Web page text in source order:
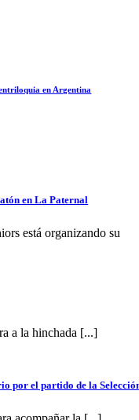
en Argentina
en La Paternal
está organizando su
a la hinchada [...]
por el partido de la